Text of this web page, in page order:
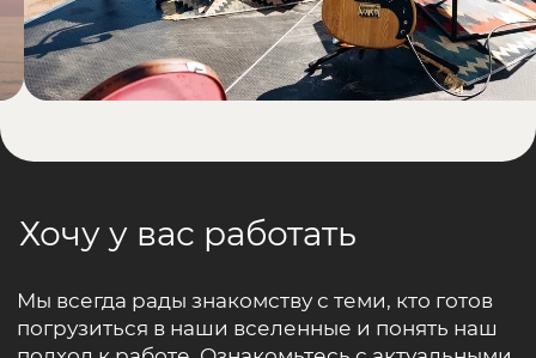
Заполнить анкету
Отправить резюме
Координатор на проекты